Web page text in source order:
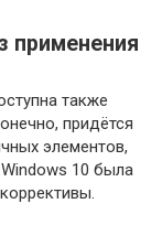
применения
также
придётся
элементов,
10 была